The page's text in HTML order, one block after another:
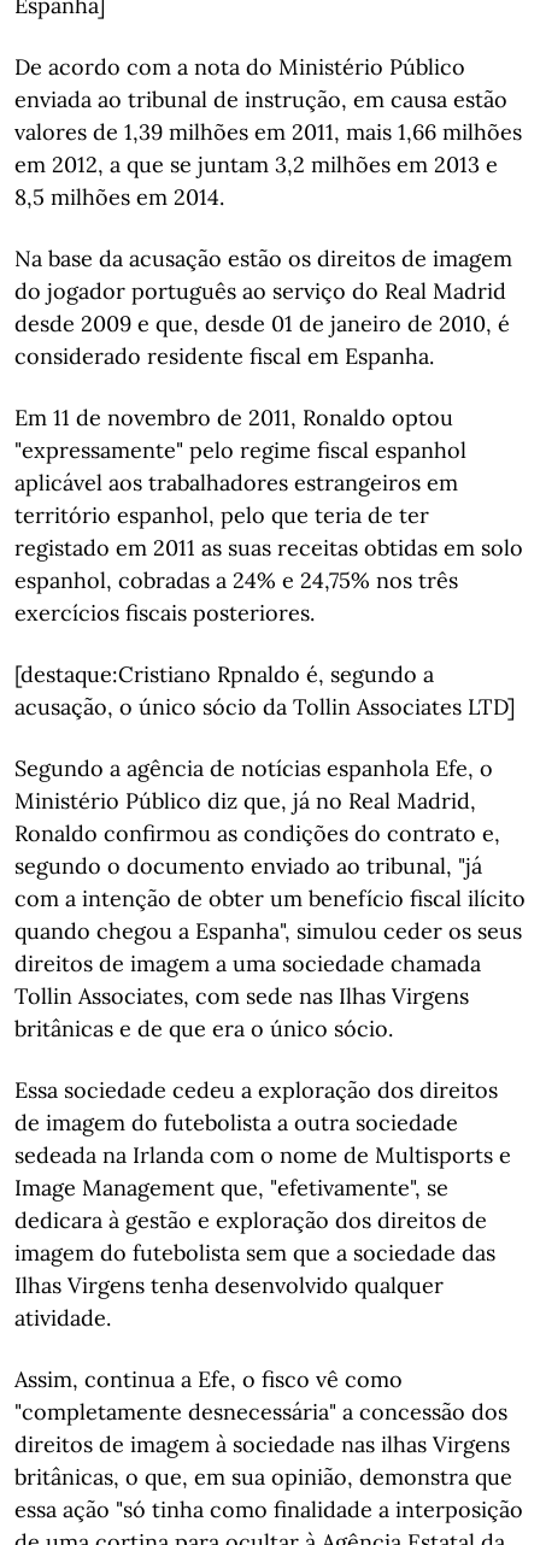
De acordo com a nota do Ministério Público
enviada ao tribunal de instrução, em causa estão
valores de 1,39 milhões em 2011, mais 1,66 milhões
em 2012, a que se juntam 3,2 milhões em 2013 e
8,5 milhões em 2014.
Na base da acusação estão os direitos de imagem
do jogador português ao serviço do Real Madrid
desde 2009 e que, desde 01 de janeiro de 2010, é
considerado residente fiscal em Espanha.
Em 11 de novembro de 2011, Ronaldo optou
"expressamente" pelo regime fiscal espanhol
aplicável aos trabalhadores estrangeiros em
território espanhol, pelo que teria de ter
registado em 2011 as suas receitas obtidas em solo
espanhol, cobradas a 24% e 24,75% nos três
exercícios fiscais posteriores.
[destaque:Cristiano Rpnaldo é, segundo a
acusação, o único sócio da Tollin Associates LTD]
Segundo a agência de notícias espanhola Efe, o
Ministério Público diz que, já no Real Madrid,
Ronaldo confirmou as condições do contrato e,
segundo o documento enviado ao tribunal, "já
com a intenção de obter um benefício fiscal ilícito
quando chegou a Espanha", simulou ceder os seus
direitos de imagem a uma sociedade chamada
Tollin Associates, com sede nas Ilhas Virgens
britânicas e de que era o único sócio.
Essa sociedade cedeu a exploração dos direitos
de imagem do futebolista a outra sociedade
sedeada na Irlanda com o nome de Multisports e
Image Management que, "efetivamente", se
dedicara à gestão e exploração dos direitos de
imagem do futebolista sem que a sociedade das
Ilhas Virgens tenha desenvolvido qualquer
atividade.
Assim, continua a Efe, o fisco vê como
"completamente desnecessária" a concessão dos
direitos de imagem à sociedade nas ilhas Virgens
britânicas, o que, em sua opinião, demonstra que
essa ação "só tinha como finalidade a interposição